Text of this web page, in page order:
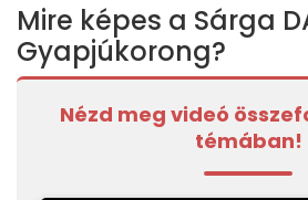
Mire képes a Sárga
Gyapjúkorong?
Nézd meg videó
témában!